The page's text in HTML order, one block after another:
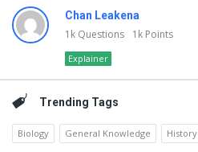
Chan Leakena
1k Questions 1k Points
Explainer
Trending Tags
Biology General Knowledge History